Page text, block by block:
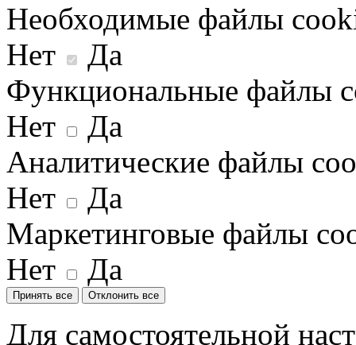
Необходимые файлы
Нет
Да
Функциональные файлы
Нет
Да
Аналитические файлы
Нет
Да
Маркетинговые файлы
Нет
Да
Принять все Отклонить все
Для самостоятельной